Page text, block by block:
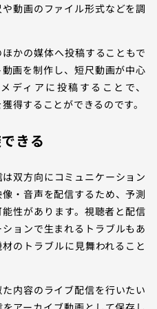
動画のファイル形式などを調
かの媒体へ投稿することもで
画を制作し、短尺動画が中心
ディアに投稿することで、
得することができるのです。
きる
双方向にコミュニケーション
・音声を配信するため、予測
性があります。視聴者と配信
ョンで生まれるトラブルもあ
のトラブルに見舞われること
内容のライブ配信を行いたい